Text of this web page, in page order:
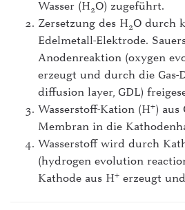
Wasser (H2O) zugeführt.
Zersetzung des H2O durch
Edelmetall-Elektrode.
Anodenreaktion (oxygen
erzeugt und durch die Gas-
diffusion layer, GDL)
Wasserstoff-Kation (H+) aus
Membran in die
Wasserstoff wird durch
(hydrogen evolution
Kathode aus H+ erzeugt